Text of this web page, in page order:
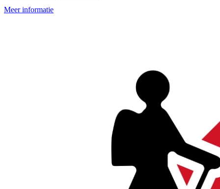
Meer informatie